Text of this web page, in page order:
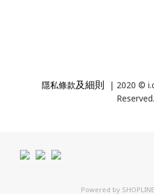
隱私條款及細則
| 2020 ©
Reserved.
Powered by